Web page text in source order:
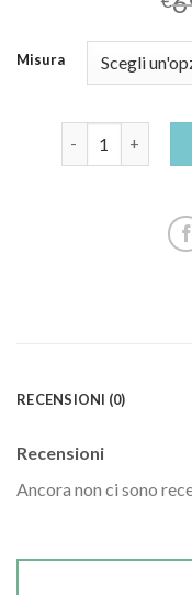
Misura
RECENSIONI (0)
Recensioni
Ancora non ci sono